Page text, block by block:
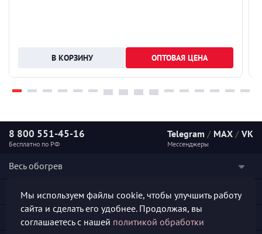
ОПТОВАЯ ЦЕНА
8 800 551-45-16
Бесплатно по РФ
Telegram / MAX / VK
Мессенджеры
Весь обогрев
Наши услуги
Мы используем файлы cookie, чтобы улучшить работу
сайта и сделать его удобнее. Продолжая, вы
соглашаетесь с нашей политикой обработки